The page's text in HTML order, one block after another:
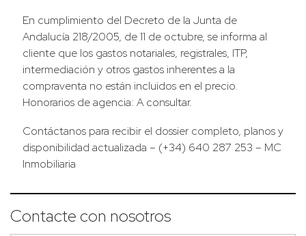
En cumplimiento del Decreto de la Junta de
Andalucía 218/2005, de 11 de octubre, se informa al
cliente que los gastos notariales, registrales, ITP,
intermediación y otros gastos inherentes a la
compraventa no están incluidos en el precio.
Honorarios de agencia: A consultar.
Contáctanos para recibir el dossier completo, planos y
disponibilidad actualizada – (+34) 640 287 253 – MC
Inmobiliaria
Contacte con nosotros